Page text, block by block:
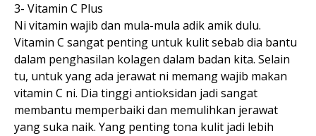
3- Vitamin C Plus
Ni vitamin wajib dan mula-mula adik amik dulu.
Vitamin C sangat penting untuk kulit sebab dia bantu
dalam penghasilan kolagen dalam badan kita. Selain
tu, untuk yang ada jerawat ni memang wajib makan
vitamin C ni. Dia tinggi antioksidan jadi sangat
membantu memperbaiki dan memulihkan jerawat
yang suka naik. Yang penting tona kulit jadi lebih